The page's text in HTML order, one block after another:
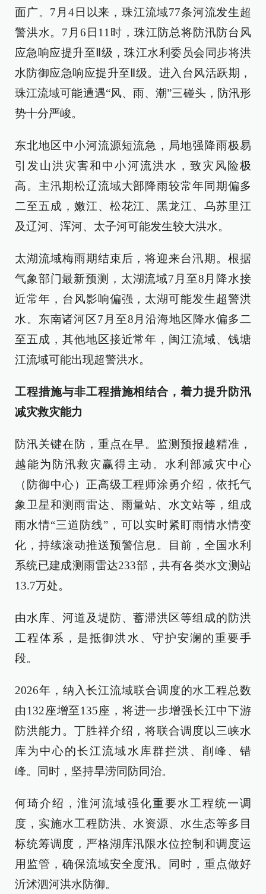
面广。7月4日以来，珠江流域77条河流发生超
警洪水。7月6日11时，珠江防总将防汛防台风
应急响应提升至Ⅱ级，珠江水利委员会同步将洪
水防御应急响应提升至Ⅱ级。进入台风活跃期，
珠江流域可能遭遇“风、雨、潮”三碰头，防汛形
势十分严峻。
东北地区中小河流源短流急，局地强降雨极易
引发山洪灾害和中小河流洪水，致灾风险极
高。主汛期松辽流域大部降雨较常年同期偏多
二至五成，嫩江、松花江、黑龙江、乌苏里江
及辽河、浑河、太子河可能发生较大洪水。
太湖流域梅雨期结束后，将迎来台汛期。根据
气象部门最新预测，太湖流域7月至8月降水接
近常年，台风影响偏强，太湖可能发生超警洪
水。东南诸河区7月至8月沿海地区降水偏多二
至五成，其他地区接近常年，闽江流域、钱塘
江流域可能出现超警洪水。
工程措施与非工程措施相结合，着力提升防汛
减灾救灾能力
防汛关键在防，重点在早。监测预报越精准，
越能为防汛救灾赢得主动。水利部减灾中心
（防御中心）正高级工程师涂勇介绍，依托气
象卫星和测雨雷达、雨量站、水文站等，组成
雨水情“三道防线”，可以实时紧盯雨情水情变
化，持续滚动推送预警信息。目前，全国水利
系统已建成测雨雷达233部，共有各类水文测站
13.7万处。
由水库、河道及堤防、蓄滞洪区等组成的防洪
工程体系，是抵御洪水、守护安澜的重要手
段。
2026年，纳入长江流域联合调度的水工程总数
由132座增至135座，将进一步增强长江中下游
防洪能力。丁胜祥介绍，将联合调度以三峡水
库为中心的长江流域水库群拦洪、削峰、错
峰。同时，坚持旱涝同防同治。
何琦介绍，淮河流域强化重要水工程统一调
度，实施水工程防洪、水资源、水生态等多目
标统筹调度，严格湖库汛限水位控制和调度运
用监管，确保流域安全度汛。同时，重点做好
沂沭泗河洪水防御。